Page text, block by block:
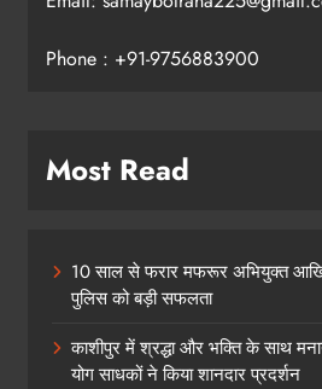
Phone : +91-9756883900
Most Read
10 साल से फरार मफरूर अभियुक्त
पुलिस को बड़ी सफलता
काशीपुर में श्रद्धा और भक्ति के साथ
योग साधकों ने किया शानदार प्रदर्शन